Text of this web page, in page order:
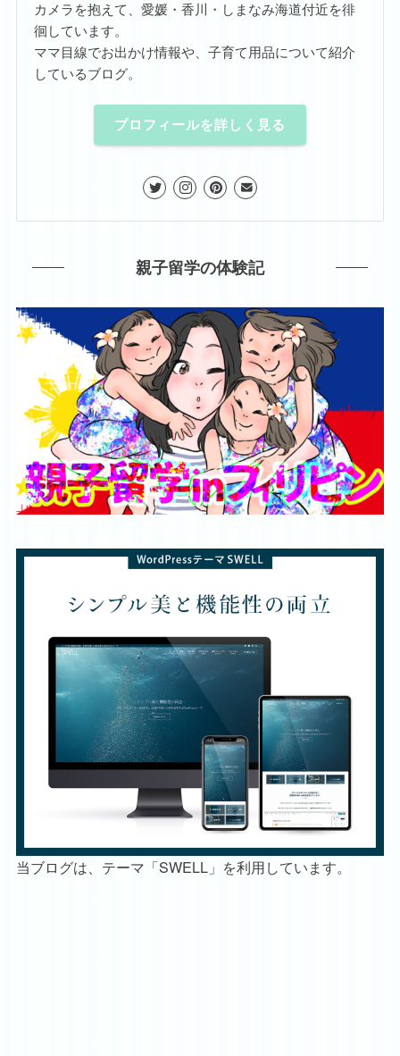
カメラを抱えて、愛媛・香川・しまなみ海道付近を徘
徊しています。
ママ目線でお出かけ情報や、子育て用品について紹介
しているブログ。
プロフィールを詳しく見る
親子留学の体験記
当ブログは、テーマ「SWELL」を利用しています。